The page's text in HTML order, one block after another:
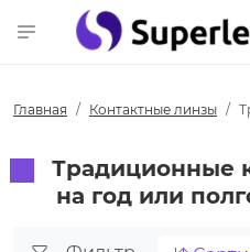
Главная Контактные линзы
Традиционные
на год или